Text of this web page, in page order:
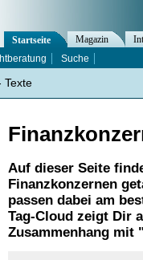
Auf dieser Seite
Finanzkonzernen
passen dabei am
Tag-Cloud zeigt Dir
Zusammenhang mit
Startseite Magazin
Suche
Texte